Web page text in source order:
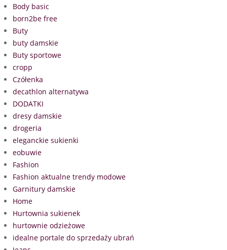
Body basic
born2be free
Buty
buty damskie
Buty sportowe
cropp
Czółenka
decathlon alternatywa
DODATKI
dresy damskie
drogeria
eleganckie sukienki
eobuwie
Fashion
Fashion aktualne trendy modowe
Garnitury damskie
Home
Hurtownia sukienek
hurtownie odzieżowe
idealne portale do sprzedaży ubrań